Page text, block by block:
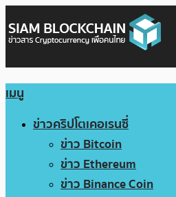
เมนู
ข่าวคริปโตเคอเรนซี่
ข่าว Bitcoin
ข่าว Ethereum
ข่าว Binance Coin